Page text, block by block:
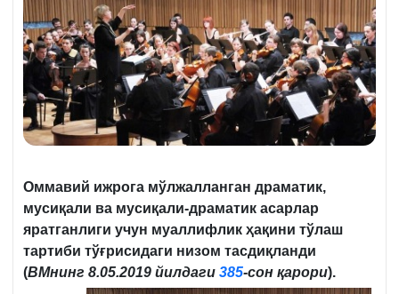
Оммавий ижрога мўлжалланган драматик,
мусиқали ва мусиқали-драматик асарлар
яратганлиги учун муаллифлик ҳақини тўлаш
тартиби тўғрисидаги низом тасдиқланди
(ВМнинг 8.05.2019 йилдаги 385-сон қарори).